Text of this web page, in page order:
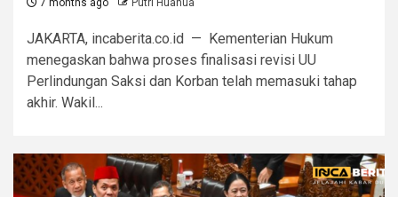
JAKARTA, incaberita.co.id — Kementerian Hukum
menegaskan bahwa proses finalisasi revisi UU
Perlindungan Saksi dan Korban telah memasuki tahap
akhir. Wakil...